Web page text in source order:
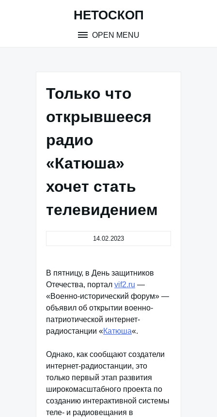
НЕТОСКОП
OPEN MENU
Только что
открывшееся
радио
«Катюша»
хочет стать
телевидением
14.02.2023
В пятницу, в День защитников
Отечества, портал vif2.ru —
«Военно-исторический форум» —
объявил об открытии военно-
патриотической интернет-
радиостанции «Катюша«.
Однако, как сообщают создатели
интернет-радиостанции, это
только первый этап развития
широкомасштабного проекта по
созданию интерактивной системы
теле- и радиовещания в